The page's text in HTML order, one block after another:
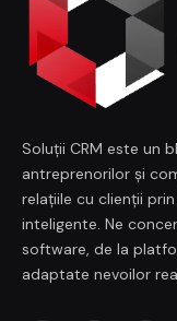
Soluții CRM este un
antreprenorilor și
relațiile cu clienții
inteligente. Ne
software, de la
adaptate nevoilor